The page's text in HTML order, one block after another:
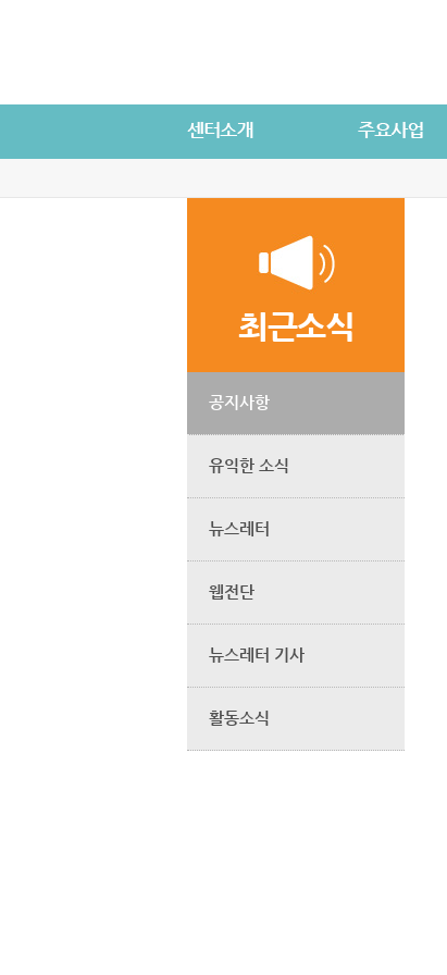
최근소식
공지사항
유익한 소식
뉴스레터
웹전단
뉴스레터 기사
활동소식